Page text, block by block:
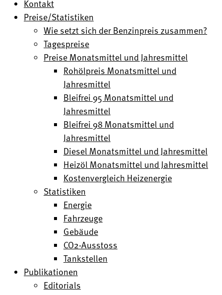
Kontakt
Preise/Statistiken
Wie setzt sich der Benzinpreis zusammen?
Tagespreise
Preise Monatsmittel und Jahresmittel
Rohölpreis Monatsmittel und
Jahresmittel
Bleifrei 95 Monatsmittel und
Jahresmittel
Bleifrei 98 Monatsmittel und
Jahresmittel
Diesel Monatsmittel und Jahresmittel
Heizöl Monatsmittel und Jahresmittel
Kostenvergleich Heizenergie
Statistiken
Energie
Fahrzeuge
Gebäude
CO2-Ausstoss
Tankstellen
Publikationen
Editorials